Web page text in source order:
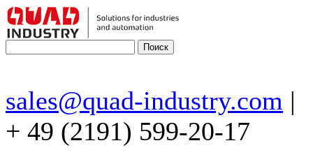
sales@quad-industry.com |
+ 49 (2191) 599-20-17